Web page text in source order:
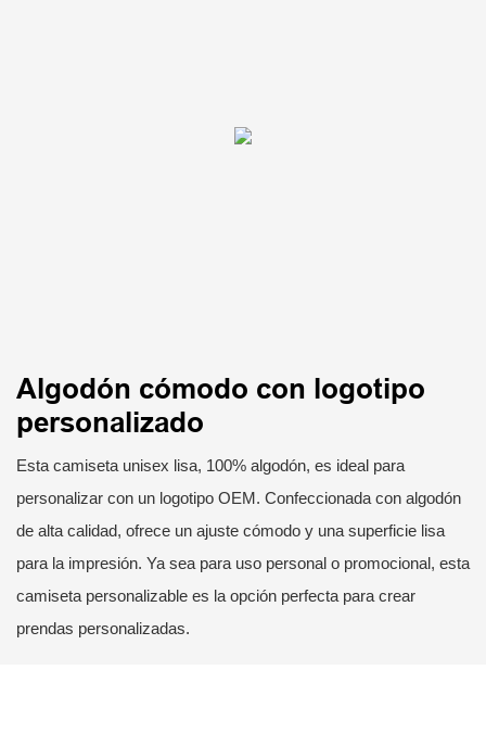
Algodón cómodo con logotipo
personalizado
Esta camiseta unisex lisa, 100% algodón, es ideal para
personalizar con un logotipo OEM. Confeccionada con algodón
de alta calidad, ofrece un ajuste cómodo y una superficie lisa
para la impresión. Ya sea para uso personal o promocional, esta
camiseta personalizable es la opción perfecta para crear
prendas personalizadas.